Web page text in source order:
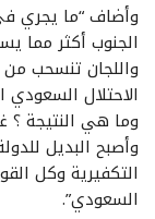
وأضاف “ما يجري
الجنوب أكثر
واللجان تنسحب من
الاحتلال
وما هي النتيجة ؟
وأصبح البديل
التكفيرية وكل
السعودي”.